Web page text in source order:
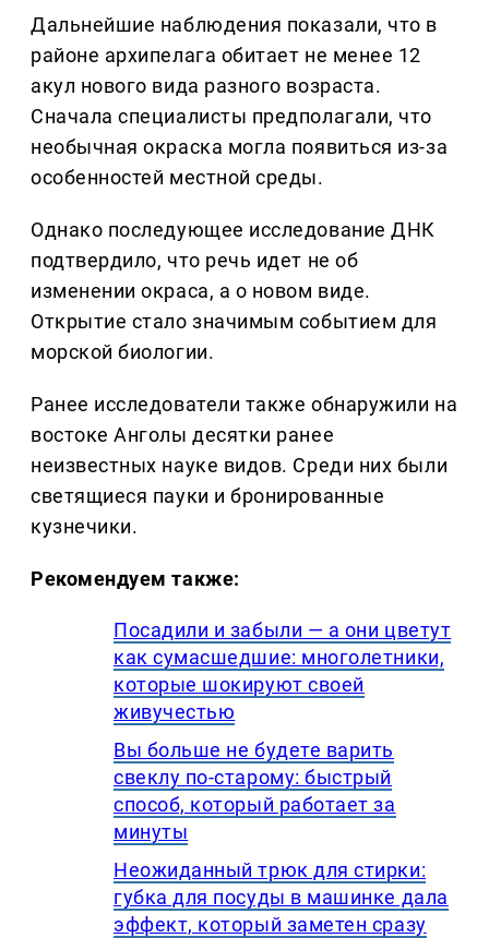
Дальнейшие наблюдения показали, что в
районе архипелага обитает не менее 12
акул нового вида разного возраста.
Сначала специалисты предполагали, что
необычная окраска могла появиться из-за
особенностей местной среды.
Однако последующее исследование ДНК
подтвердило, что речь идет не об
изменении окраса, а о новом виде.
Открытие стало значимым событием для
морской биологии.
Ранее исследователи также обнаружили на
востоке Анголы десятки ранее
неизвестных науке видов. Среди них были
светящиеся пауки и бронированные
кузнечики.
Рекомендуем также:
Посадили и забыли — а они цветут
как сумасшедшие: многолетники,
которые шокируют своей
живучестью
Вы больше не будете варить
свеклу по-старому: быстрый
способ, который работает за
минуты
Неожиданный трюк для стирки:
губка для посуды в машинке дала
эффект, который заметен сразу